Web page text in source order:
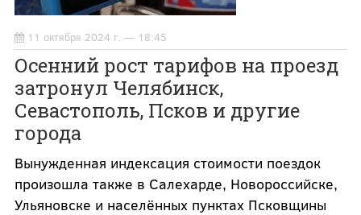
11 октября 2024 г. — 18:45
Осенний рост тарифов на проезд
затронул Челябинск,
Севастополь, Псков и другие
города
Вынужденная индексация стоимости поездок
произошла также в Салехарде, Новороссийске,
Ульяновске и населённых пунктах Псковщины